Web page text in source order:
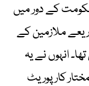
کے دور میں
ملازمین کے
انہوں نے یہ
کارپوریٹ